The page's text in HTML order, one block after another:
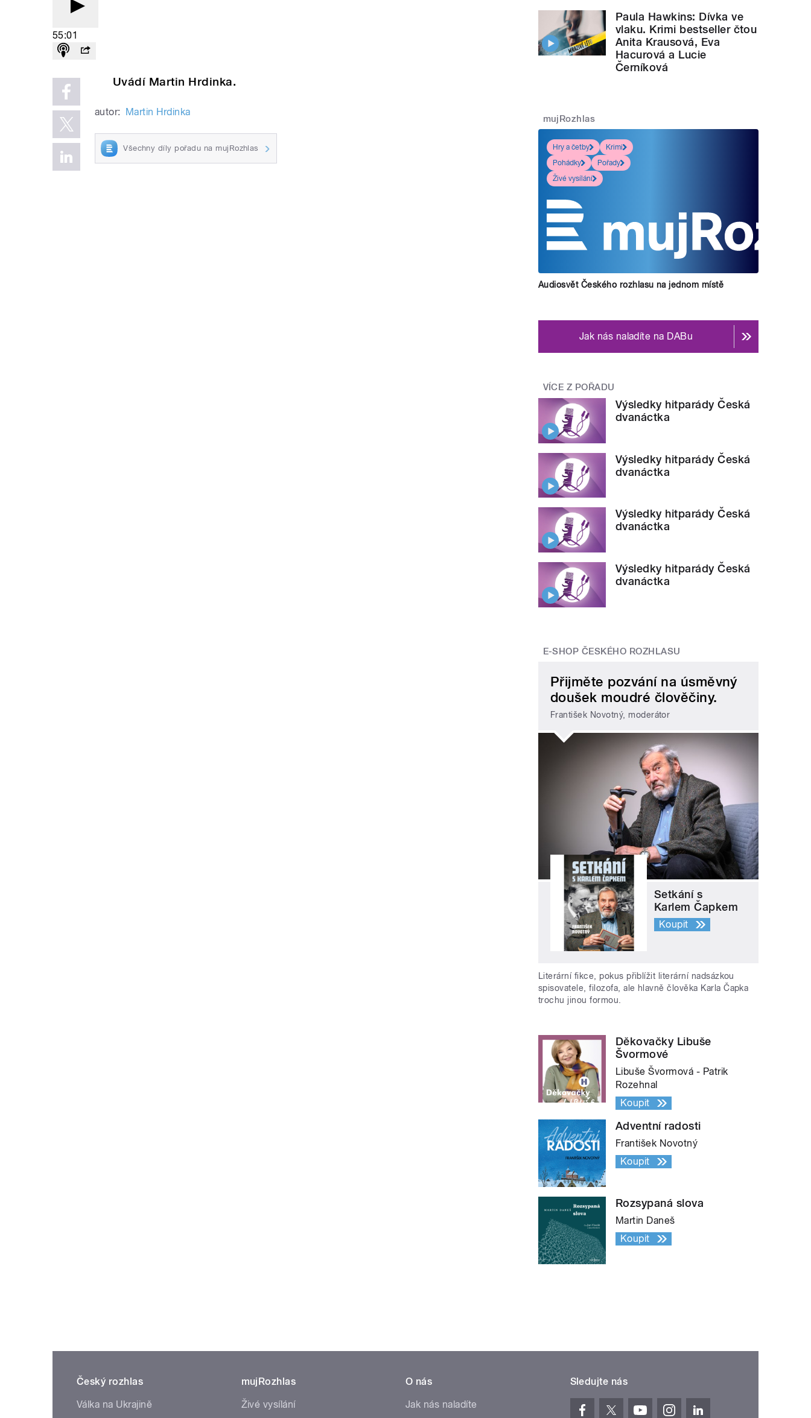
55:01
Uvádí Martin Hrdinka.
autor: Martin Hrdinka
Všechny díly pořadu na mujRozhlas
Paula Hawkins: Dívka ve
vlaku. Krimi bestseller čtou
Anita Krausová, Eva
Hacurová a Lucie
Černíková
mujRozhlas
Hry a četby
Krimi
Pohádky
Pořady
Živé vysílání
Audiosvět Českého rozhlasu na jednom místě
Jak nás naladíte na DABu
VÍCE Z POŘADU
Výsledky hitparády Česká
dvanáctka
Výsledky hitparády Česká
dvanáctka
Výsledky hitparády Česká
dvanáctka
Výsledky hitparády Česká
dvanáctka
E-SHOP ČESKÉHO ROZHLASU
Přijměte pozvání na úsměvný
doušek moudré člověčiny.
František Novotný, moderátor
Setkání s
Karlem Čapkem
Koupit
Literární fikce, pokus přiblížit literární nadsázkou
spisovatele, filozofa, ale hlavně člověka Karla Čapka
trochu jinou formou.
Děkovačky Libuše
Švormové
Libuše Švormová - Patrik
Rozehnal
Koupit
Adventní radosti
František Novotný
Koupit
Rozsypaná slova
Martin Daneš
Koupit
Český rozhlas
Válka na Ukrajině
mujRozhlas
Živé vysílání
O nás
Jak nás naladíte
Sledujte nás